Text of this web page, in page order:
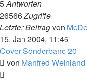
5Antworten
26566Zugriffe
Letzter Beitragvon
15. Jan 2004, 11:46
Cover Sonderband 20
von Manfred Weinland